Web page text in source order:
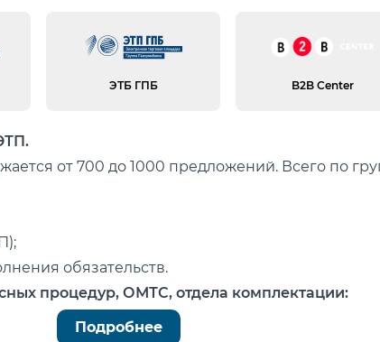
ЭТБ ГПБ B2B Center
от 700 до 1000 предложений. Всего по
обязательств.
процедур, ОМТС, отдела комплектации:
СИЗ в ту цену, на которую
Подробнее